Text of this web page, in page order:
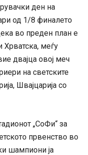
ден на
од 1/8 финалето
во преден план е
Хрватска, меѓу
двајца овој меч
на светските
Швајцарија со
„СоФи“ за
првенство во
шампиони ја